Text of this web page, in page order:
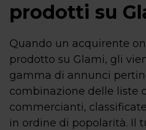
prodotti su
Quando un acquirente
prodotto su Glami, gli
gamma di annunci
combinazione delle liste
commercianti,
in ordine di popolarità. Il